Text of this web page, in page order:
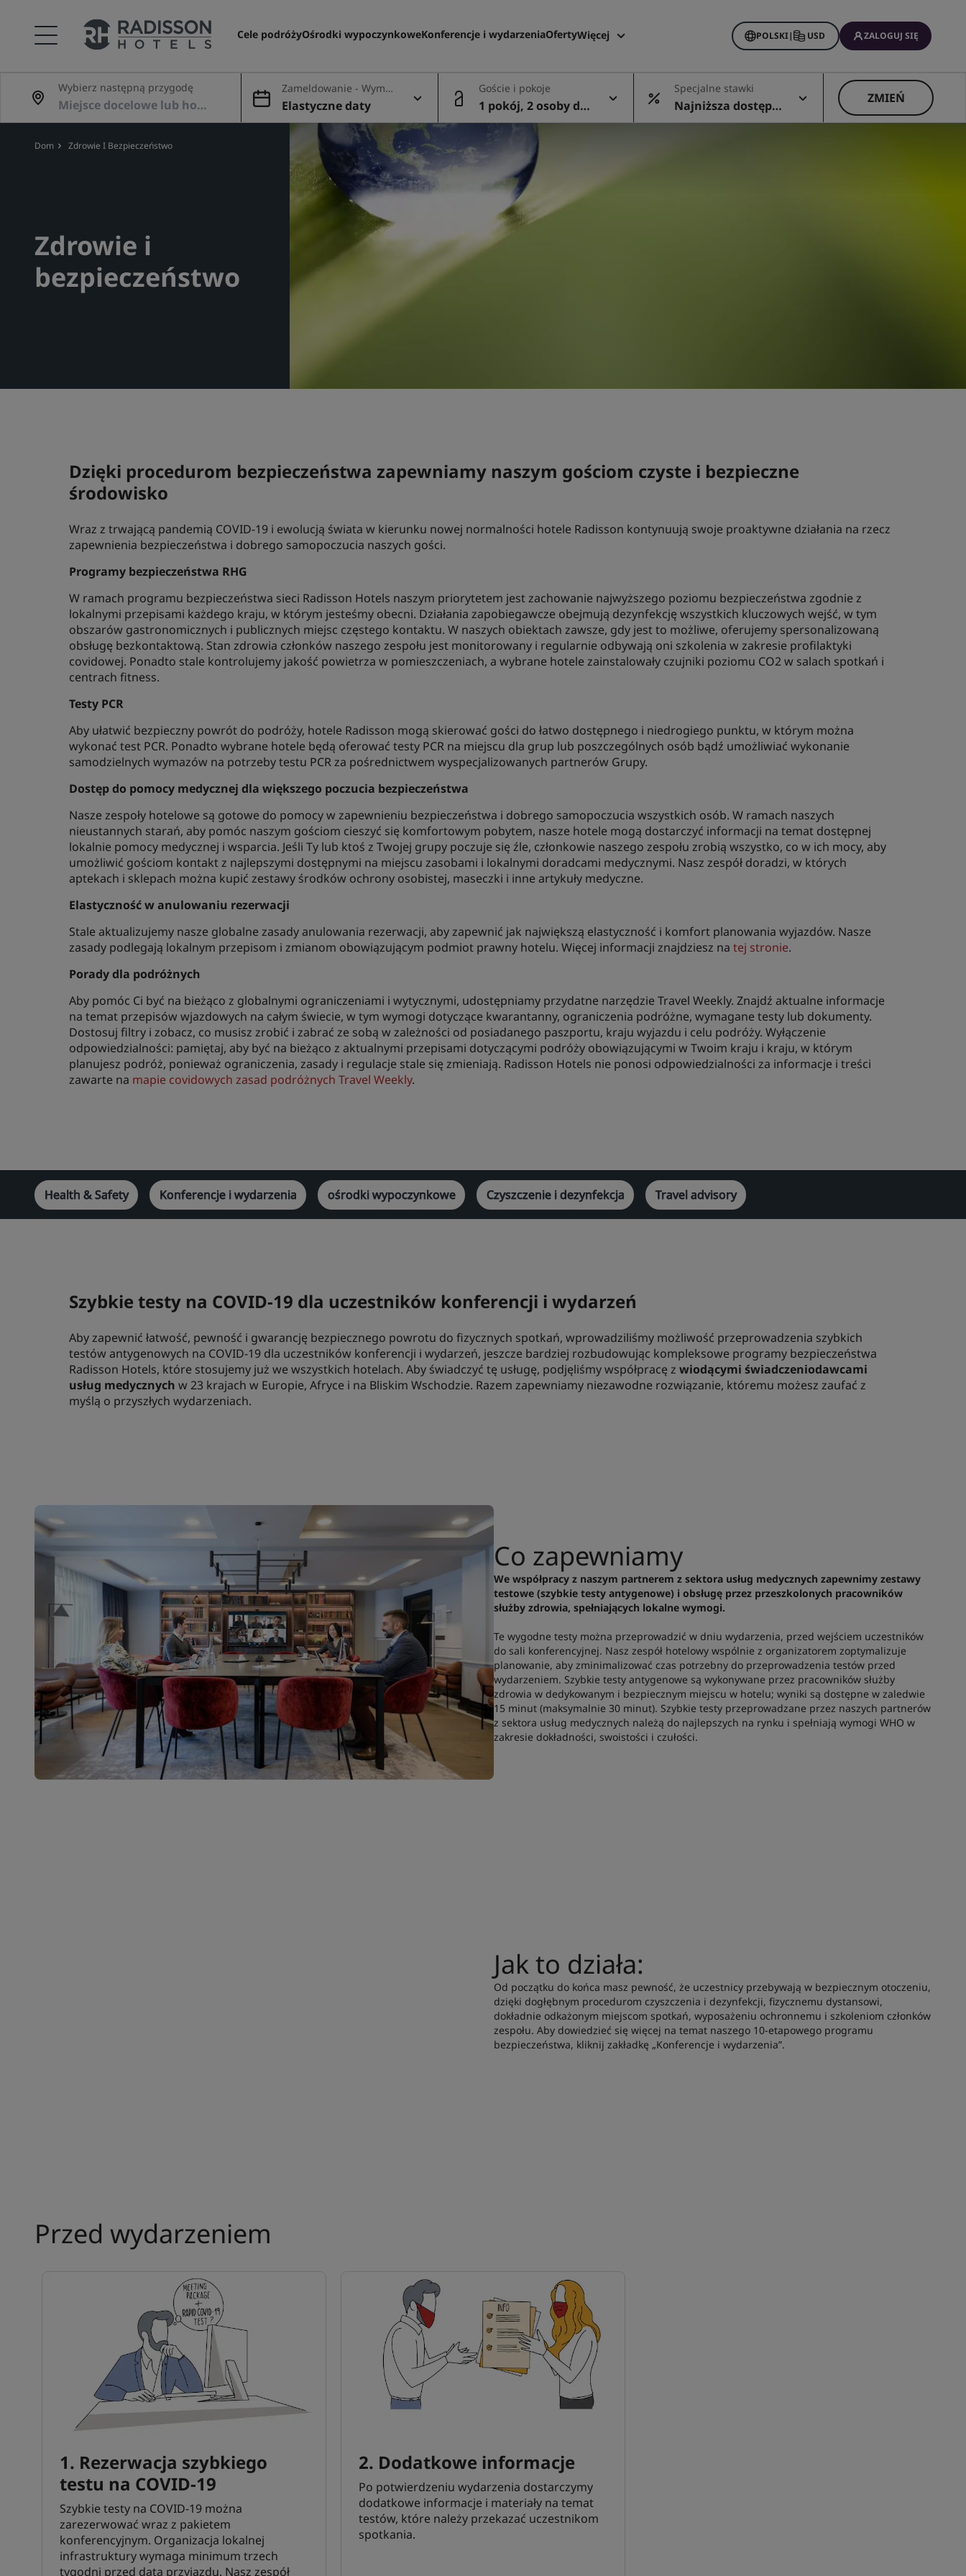
Cele podróżyOśrodki wypoczynkoweKonferencje i wydarzeniaOfertyWięcej
Radisson Rewards
Moje rezerwacje
POLSKI| USD ZALOGUJ SIĘ
Wybierz następną przygodę
Zameldowanie - Wymel
dowanie
Elastyczne daty
Goście i pokoje
1 pokój, 2 osoby dor
osłe
Specjalne stawki
Najniższa dostępn
a cena
ZMIEŃ
Dom Zdrowie I Bezpieczeństwo
Zdrowie i
bezpieczeństwo
Dzięki procedurom bezpieczeństwa zapewniamy naszym gościom czyste i bezpieczne
środowisko
Wraz z trwającą pandemią COVID-19 i ewolucją świata w kierunku nowej normalności hotele Radisson kontynuują swoje proaktywne działania na rzecz
zapewnienia bezpieczeństwa i dobrego samopoczucia naszych gości.
Programy bezpieczeństwa RHG
W ramach programu bezpieczeństwa sieci Radisson Hotels naszym priorytetem jest zachowanie najwyższego poziomu bezpieczeństwa zgodnie z
lokalnymi przepisami każdego kraju, w którym jesteśmy obecni. Działania zapobiegawcze obejmują dezynfekcję wszystkich kluczowych wejść, w tym
obszarów gastronomicznych i publicznych miejsc częstego kontaktu. W naszych obiektach zawsze, gdy jest to możliwe, oferujemy spersonalizowaną
obsługę bezkontaktową. Stan zdrowia członków naszego zespołu jest monitorowany i regularnie odbywają oni szkolenia w zakresie profilaktyki
covidowej. Ponadto stale kontrolujemy jakość powietrza w pomieszczeniach, a wybrane hotele zainstalowały czujniki poziomu CO2 w salach spotkań i
centrach fitness.
Testy PCR
Aby ułatwić bezpieczny powrót do podróży, hotele Radisson mogą skierować gości do łatwo dostępnego i niedrogiego punktu, w którym można
wykonać test PCR. Ponadto wybrane hotele będą oferować testy PCR na miejscu dla grup lub poszczególnych osób bądź umożliwiać wykonanie
samodzielnych wymazów na potrzeby testu PCR za pośrednictwem wyspecjalizowanych partnerów Grupy.
Dostęp do pomocy medycznej dla większego poczucia bezpieczeństwa
Nasze zespoły hotelowe są gotowe do pomocy w zapewnieniu bezpieczeństwa i dobrego samopoczucia wszystkich osób. W ramach naszych
nieustannych starań, aby pomóc naszym gościom cieszyć się komfortowym pobytem, nasze hotele mogą dostarczyć informacji na temat dostępnej
lokalnie pomocy medycznej i wsparcia. Jeśli Ty lub ktoś z Twojej grupy poczuje się źle, członkowie naszego zespołu zrobią wszystko, co w ich mocy, aby
umożliwić gościom kontakt z najlepszymi dostępnymi na miejscu zasobami i lokalnymi doradcami medycznymi. Nasz zespół doradzi, w których
aptekach i sklepach można kupić zestawy środków ochrony osobistej, maseczki i inne artykuły medyczne.
Elastyczność w anulowaniu rezerwacji
Stale aktualizujemy nasze globalne zasady anulowania rezerwacji, aby zapewnić jak największą elastyczność i komfort planowania wyjazdów. Nasze
zasady podlegają lokalnym przepisom i zmianom obowiązującym podmiot prawny hotelu. Więcej informacji znajdziesz na tej stronie.
Porady dla podróżnych
Aby pomóc Ci być na bieżąco z globalnymi ograniczeniami i wytycznymi, udostępniamy przydatne narzędzie Travel Weekly. Znajdź aktualne informacje
na temat przepisów wjazdowych na całym świecie, w tym wymogi dotyczące kwarantanny, ograniczenia podróżne, wymagane testy lub dokumenty.
Dostosuj filtry i zobacz, co musisz zrobić i zabrać ze sobą w zależności od posiadanego paszportu, kraju wyjazdu i celu podróży. Wyłączenie
odpowiedzialności: pamiętaj, aby być na bieżąco z aktualnymi przepisami dotyczącymi podróży obowiązującymi w Twoim kraju i kraju, w którym
planujesz podróż, ponieważ ograniczenia, zasady i regulacje stale się zmieniają. Radisson Hotels nie ponosi odpowiedzialności za informacje i treści
zawarte na mapie covidowych zasad podróżnych Travel Weekly.
Health & Safety Konferencje i wydarzenia ośrodki wypoczynkowe Czyszczenie i dezynfekcja Travel advisory
Szybkie testy na COVID-19 dla uczestników konferencji i wydarzeń
Aby zapewnić łatwość, pewność i gwarancję bezpiecznego powrotu do fizycznych spotkań, wprowadziliśmy możliwość przeprowadzenia szybkich
testów antygenowych na COVID-19 dla uczestników konferencji i wydarzeń, jeszcze bardziej rozbudowując kompleksowe programy bezpieczeństwa
Radisson Hotels, które stosujemy już we wszystkich hotelach. Aby świadczyć tę usługę, podjęliśmy współpracę z wiodącymi świadczeniodawcami
usług medycznych w 23 krajach w Europie, Afryce i na Bliskim Wschodzie. Razem zapewniamy niezawodne rozwiązanie, któremu możesz zaufać z
myślą o przyszłych wydarzeniach.
Co zapewniamy
We współpracy z naszym partnerem z sektora usług medycznych zapewnimy zestawy
testowe (szybkie testy antygenowe) i obsługę przez przeszkolonych pracowników
służby zdrowia, spełniających lokalne wymogi.
Te wygodne testy można przeprowadzić w dniu wydarzenia, przed wejściem uczestników
do sali konferencyjnej. Nasz zespół hotelowy wspólnie z organizatorem zoptymalizuje
planowanie, aby zminimalizować czas potrzebny do przeprowadzenia testów przed
wydarzeniem. Szybkie testy antygenowe są wykonywane przez pracowników służby
zdrowia w dedykowanym i bezpiecznym miejscu w hotelu; wyniki są dostępne w zaledwie
15 minut (maksymalnie 30 minut). Szybkie testy przeprowadzane przez naszych partnerów
z sektora usług medycznych należą do najlepszych na rynku i spełniają wymogi WHO w
zakresie dokładności, swoistości i czułości.
Jak to działa:
Od początku do końca masz pewność, że uczestnicy przebywają w bezpiecznym otoczeniu,
dzięki dogłębnym procedurom czyszczenia i dezynfekcji, fizycznemu dystansowi,
dokładnie odkażonym miejscom spotkań, wyposażeniu ochronnemu i szkoleniom członków
zespołu. Aby dowiedzieć się więcej na temat naszego 10-etapowego programu
bezpieczeństwa, kliknij zakładkę „Konferencje i wydarzenia”.
Przed wydarzeniem
1. Rezerwacja szybkiego
testu na COVID-19
Szybkie testy na COVID-19 można
zarezerwować wraz z pakietem
konferencyjnym. Organizacja lokalnej
infrastruktury wymaga minimum trzech
tygodni przed datą przyjazdu. Nasz zespół
2. Dodatkowe informacje
Po potwierdzeniu wydarzenia dostarczymy
dodatkowe informacje i materiały na temat
testów, które należy przekazać uczestnikom
spotkania.